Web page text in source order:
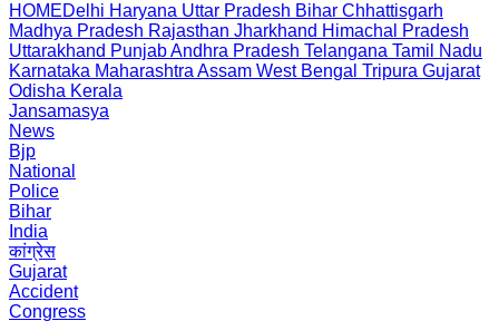
HOMEDelhi Haryana Uttar Pradesh Bihar Chhattisgarh
Madhya Pradesh Rajasthan Jharkhand Himachal Pradesh
Uttarakhand PunjabAndhra Pradesh Telangana Tamil Nadu
Karnataka Maharashtra Assam West Bengal Tripura Gujarat
Odisha Kerala
Jansamasya
News
Bjp
National
Police
Bihar
India
कांग्रेस
Gujarat
Accident
Congress